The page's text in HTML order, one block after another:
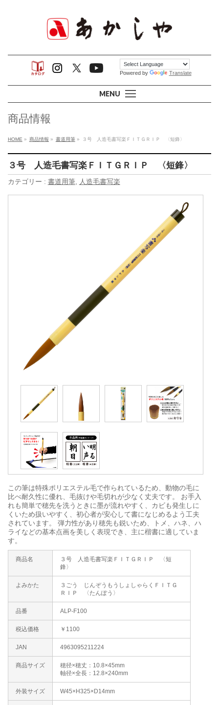
MENU
Powered by Translate
商品情報
HOME » 商品情報 » 書道用筆» ３号 人造毛書写楽ＦＩＴＧＲＩＰ 〈短鋒〉
３号 人造毛書写楽ＦＩＴＧＲＩＰ 〈短鋒〉
カテゴリー : 書道用筆, 人造毛書写楽
この筆は特殊ポリエステル毛で作られているため、動物の毛に
比べ耐久性に優れ、毛抜けや毛切れが少なく丈夫です。 お手入
れも簡単で穂先を洗うときに墨が流れやすく、カビも発生しに
くいため扱いやすく、初心者が安心して書になじめるよう工夫
されています。 弾力性があり穂先も鋭いため、トメ、ハネ、ハ
ライなどの基本点画を美しく表現でき、主に楷書に適していま
す。
商品名
３号 人造毛書写楽ＦＩＴＧＲＩＰ 〈短
鋒〉
よみかた
３ごう じんぞうもうしょしゃらくＦＩＴＧ
ＲＩＰ 〈たんぽう〉
品番 ALP-F100
税込価格 ￥1100
JAN 4963095211224
商品サイズ
穂径×穂丈：10.8×45mm
軸径×全長：12.8×240mm
外装サイズ W45×H325×D14mm